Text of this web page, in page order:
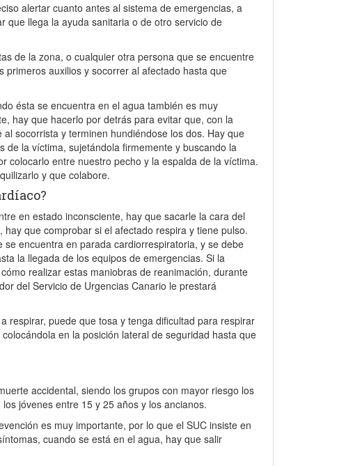
alertar cuanto antes al sistema de emergencias, a
que llega la ayuda sanitaria o de otro servicio de
de la zona, o cualquier otra persona que se encuentre
primeros auxilios y socorrer al afectado hasta que
ésta se encuentra en el agua también es muy
hay que hacerlo por detrás para evitar que, con la
socorrista y terminen hundiéndose los dos. Hay que
de la víctima, sujetándola firmemente y buscando la
colocarlo entre nuestro pecho y la espalda de la víctima.
y que colabore.
en estado inconsciente, hay que sacarle la cara del
que comprobar si el afectado respira y tiene pulso.
encuentra en parada cardiorrespiratoria, y se debe
la llegada de los equipos de emergencias. Si la
realizar estas maniobras de reanimación, durante
del Servicio de Urgencias Canario le prestará
respirar, puede que tosa y tenga dificultad para respirar
en la posición lateral de seguridad hasta que
accidental, siendo los grupos con mayor riesgo los
jóvenes entre 15 y 25 años y los ancianos.
es muy importante, por lo que el SUC insiste en
cuando se está en el agua, hay que salir